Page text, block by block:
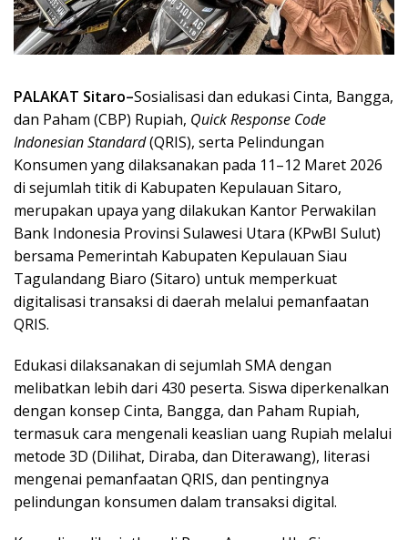
PALAKAT Sitaro–Sosialisasi dan edukasi Cinta, Bangga,
dan Paham (CBP) Rupiah, Quick Response Code
Indonesian Standard(QRIS), serta Pelindungan
Konsumen yang dilaksanakan pada 11–12 Maret 2026
di sejumlah titik di Kabupaten Kepulauan Sitaro,
merupakan upaya yang dilakukan Kantor Perwakilan
Bank Indonesia Provinsi Sulawesi Utara (KPwBI Sulut)
bersama Pemerintah Kabupaten Kepulauan Siau
Tagulandang Biaro (Sitaro) untuk memperkuat
digitalisasi transaksi di daerah melalui pemanfaatan
QRIS.
Edukasi dilaksanakan di sejumlah SMA dengan
melibatkan lebih dari 430 peserta. Siswa diperkenalkan
dengan konsep Cinta, Bangga, dan Paham Rupiah,
termasuk cara mengenali keaslian uang Rupiah melalui
metode 3D (Dilihat, Diraba, dan Diterawang), literasi
mengenai pemanfaatan QRIS, dan pentingnya
pelindungan konsumen dalam transaksi digital.